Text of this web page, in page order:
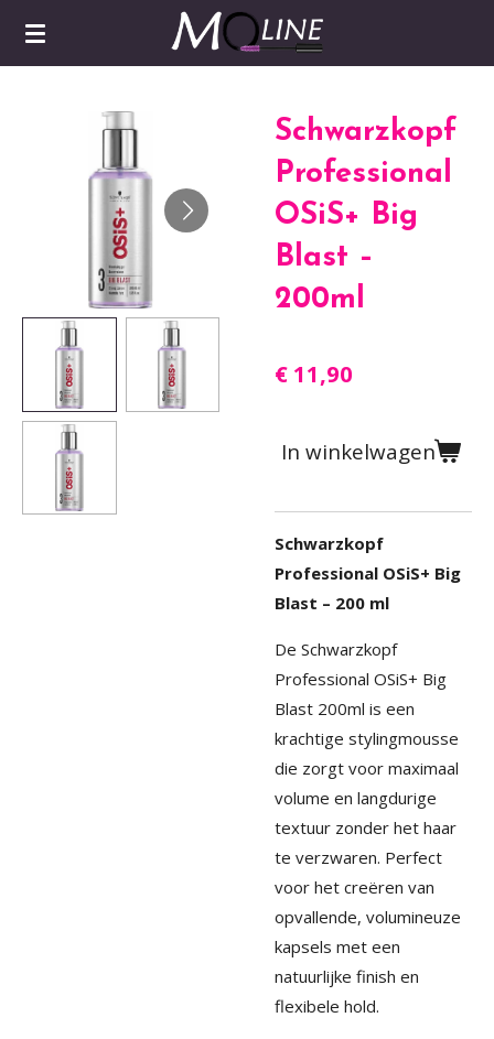
Ga
Schwarzkopf
Professional
OSiS+ Big
Blast –
200ml
€ 11,90
In winkelwagen
Schwarzkopf
Professional OSiS+ Big
Blast – 200 ml
De Schwarzkopf
Professional OSiS+ Big
Blast 200ml is een
krachtige stylingmousse
die zorgt voor maximaal
volume en langdurige
textuur zonder het haar
te verzwaren. Perfect
voor het creëren van
opvallende, volumineuze
kapsels met een
natuurlijke finish en
flexibele hold.